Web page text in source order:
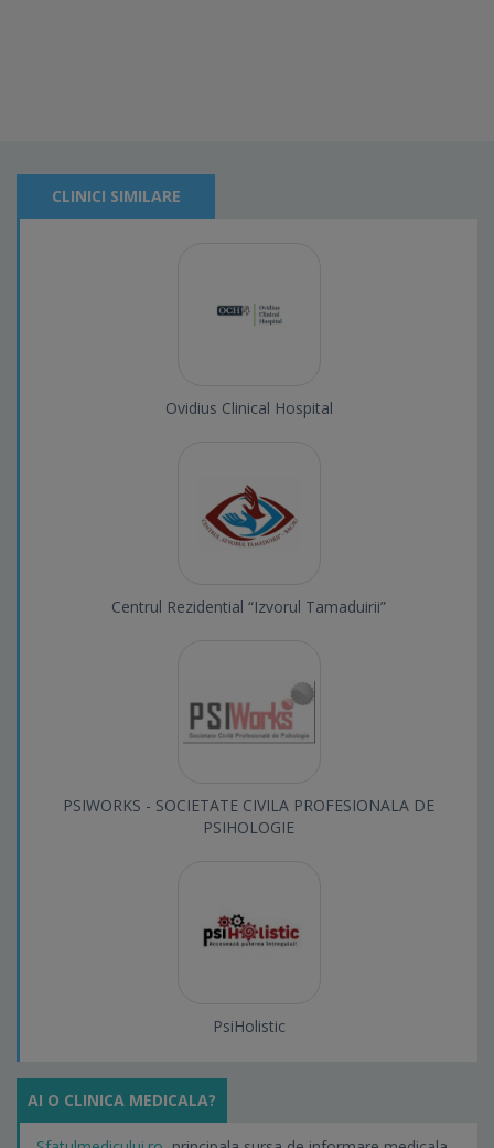
CLINICI SIMILARE
Ovidius Clinical Hospital
Centrul Rezidential “Izvorul Tamaduirii”
PSIWORKS - SOCIETATE CIVILA PROFESIONALA DE
PSIHOLOGIE
PsiHolistic
AI O CLINICA MEDICALA?